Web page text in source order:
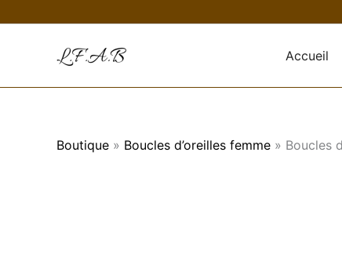
Accueil
Boutique » Boucles d’oreilles femme » Boucles